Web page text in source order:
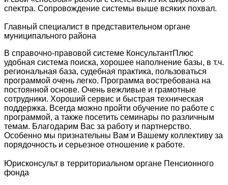
спектра. Сопровождение системы выше всяких похвал.
Главный специалист в представительном органе
муниципального района
В справочно-правовой системе КонсультантПлюс
удобная система поиска, хорошее наполнение базы, в т.ч.
региональная база, судебная практика, пользоваться
программой очень легко. Программа востребована на
постоянной основе. Очень вежливые и грамотные
сотрудники. Хороший сервис и быстрая техническая
поддержка. Всегда можно пройти обучение по работе с
программой, а также посетить семинары по различным
темам. Благодарим Вас за работу и партнерство.
Особенно мы признательны Вам и Вашему коллективу за
порядочность и серьезное отношение к работе.
Юрисконсульт в территориальном органе Пенсионного
фонда